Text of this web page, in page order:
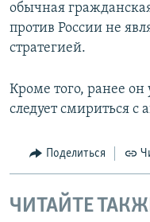
обычная
против России не
стратегией.
Кроме того, ранее
следует смириться
Поделиться
ЧИТАЙТЕ